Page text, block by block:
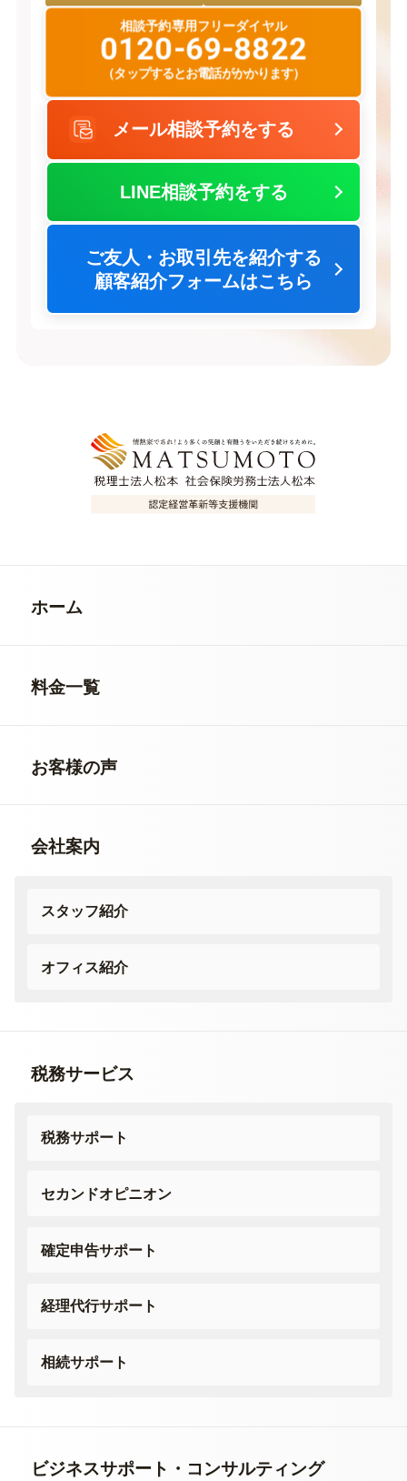
相談予約専用フリーダイヤル
0120-69-8822
（タップするとお電話がかかります）
メール相談予約をする
LINE相談予約をする
ご友人・お取引先を紹介する
顧客紹介フォームはこちら
ホーム
料金一覧
お客様の声
会社案内
スタッフ紹介
オフィス紹介
税務サービス
税務サポート
セカンドオピニオン
確定申告サポート
経理代行サポート
相続サポート
ビジネスサポート・ コンサルティング